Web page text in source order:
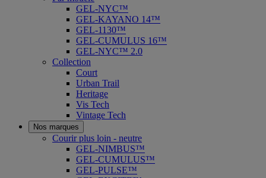
GEL-NYC™
GEL-KAYANO 14™
GEL-1130™
GEL-CUMULUS 16™
GEL-NYC™ 2.0
Collection
Court
Urban Trail
Heritage
Vis Tech
Vintage Tech
Nos marques
Courir plus loin - neutre
GEL-NIMBUS™
GEL-CUMULUS™
GEL-PULSE™